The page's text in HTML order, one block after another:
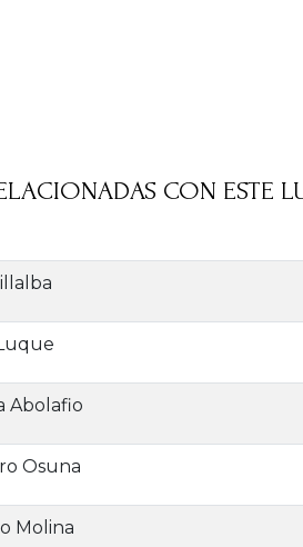
CON ESTE
Abolafio
Osuna
Molina